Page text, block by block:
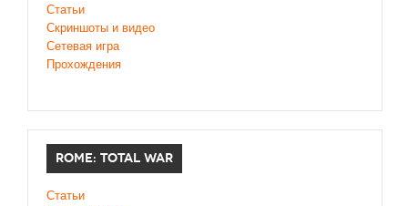
Статьи
Скриншоты и видео
Сетевая игра
Прохождения
ROME: TOTAL WAR
Статьи